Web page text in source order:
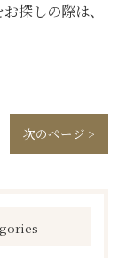
探しの際は、
次のページ >